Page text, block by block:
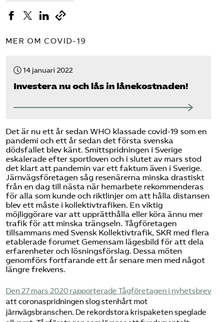
MER OM COVID-19
14 januari 2022
Investera nu och lås in lånekostnaden!
Det är nu ett år sedan WHO klassade covid-19 som en
pandemi och ett år sedan det första svenska
dödsfallet blev känt. Smittspridningen i Sverige
eskalerade efter sportloven och i slutet av mars stod
det klart att pandemin var ett faktum även i Sverige.
Järnvägsföretagen såg resenärerna minska drastiskt
från en dag till nästa när hemarbete rekommenderas
för alla som kunde och riktlinjer om att hålla distansen
blev ett måste i kollektivtrafiken. En viktig
möjliggörare var att upprätthålla eller köra ännu mer
trafik för att minska trängseln. Tågföretagen
tillsammans med Svensk Kollektivtrafik, SKR med flera
etablerade forumet Gemensam lägesbild för att dela
erfarenheter och lösningsförslag. Dessa möten
genomförs fortfarande ett år senare men med något
längre frekvens.
Den 27 mars 2020 rapporterade Tågföretagen i nyhetsbrev
att coronaspridningen slog stenhårt mot
järnvägsbranschen. De rekordstora krispaketen speglade